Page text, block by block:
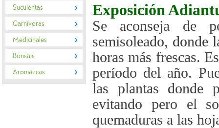
Suculentas
Carnívoras
Medicinales
Bonsáis
Aromáticas
Exposición
Se aconseja de
semisoleado, donde
horas más frescas.
período del año.
las plantas donde
evitando pero el
quemaduras a las